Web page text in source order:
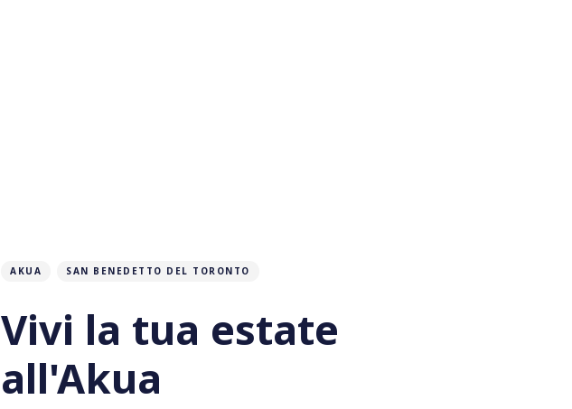
AKUA SAN BENEDETTO DEL TORONTO
Vivi la tua estate
all'Akua